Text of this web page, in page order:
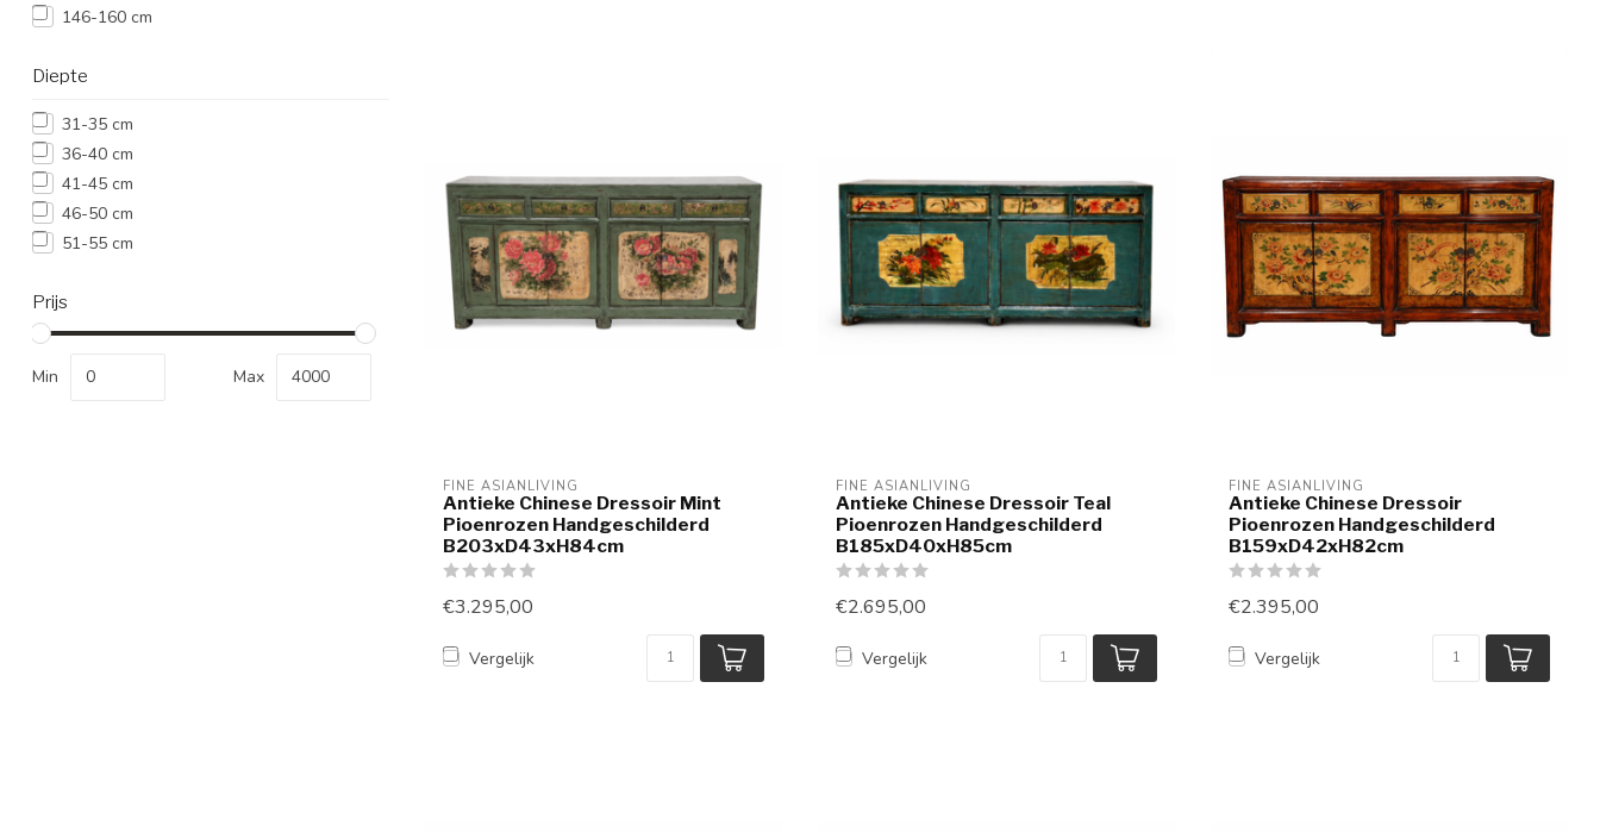
146-160 cm
Diepte
31-35 cm
36-40 cm
41-45 cm
46-50 cm
51-55 cm
Prijs
Min Max
FINE ASIANLIVING
Antieke Chinese Dressoir Mint
Pioenrozen Handgeschilderd
B203xD43xH84cm
€3.295,00
Vergelijk
FINE ASIANLIVING
Antieke Chinese Dressoir Teal
Pioenrozen Handgeschilderd
B185xD40xH85cm
€2.695,00
Vergelijk
FINE ASIANLIVING
Antieke Chinese Dressoir
Pioenrozen Handgeschilderd
B159xD42xH82cm
€2.395,00
Vergelijk